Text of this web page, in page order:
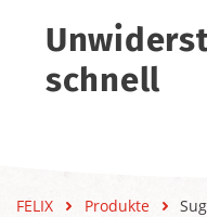
schnell
FELIX Produkte